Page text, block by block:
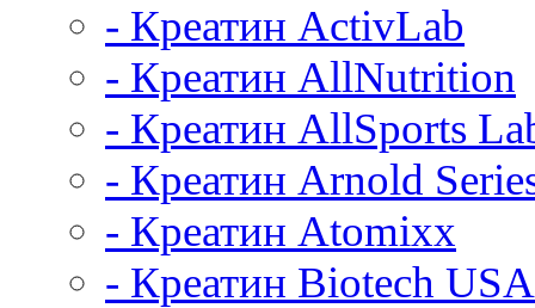
- Креатин ActivLab
- Креатин AllNutrition
- Креатин AllSports
- Креатин Arnold
- Креатин Atomixx
- Креатин Biotech USA